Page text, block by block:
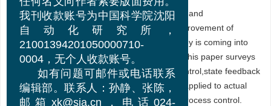
Abstract:The development of control theory and
computer.technology promotes greatly the improvement of
process control level.The modern control theroy is coming into
use in actual applications to thermal process.This paper surveys
the status that optimizing control,predictive control,state feedback
control and undetermined system control are applied to actual
plants,and forecasts the prospect of thermal process control.
任何名义向作者索要版面费用。
我刊收款账号为中国科学院沈阳
自动化研究所，
21001394201050000710-
0004，无个人收款账号。
如有问题可邮件或电话联系
编辑部。联系人：孙静、张陈，